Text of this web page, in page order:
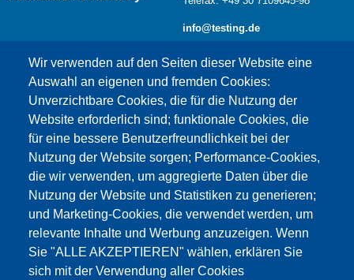
Wir verwenden auf den Seiten dieser Website eine
Auswahl an eigenen und fremden Cookies:
Unverzichtbare Cookies, die für die Nutzung der
Website erforderlich sind; funktionale Cookies, die
für eine bessere Benutzerfreundlichkeit bei der
Nutzung der Website sorgen; Performance-Cookies,
die wir verwenden, um aggregierte Daten über die
Nutzung der Website und Statistiken zu generieren;
und Marketing-Cookies, die verwendet werden, um
relevante Inhalte und Werbung anzuzeigen. Wenn
Sie "ALLE AKZEPTIEREN" wählen, erklären Sie
sich mit der Verwendung aller Cookies
info@testing.de
Dieser Inhalt ist blockiert, da die Google Maps
Cookies nicht akzeptiert wurden.
NUR DIE GOOGLE MAPS COOKIES
AKZEPTIEREN.